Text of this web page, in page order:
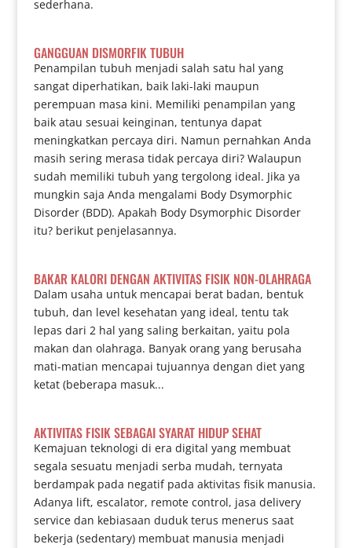
sederhana.
GANGGUAN DISMORFIK TUBUH
Penampilan tubuh menjadi salah satu hal yang
sangat diperhatikan, baik laki-laki maupun
perempuan masa kini. Memiliki penampilan yang
baik atau sesuai keinginan, tentunya dapat
meningkatkan percaya diri. Namun pernahkan Anda
masih sering merasa tidak percaya diri? Walaupun
sudah memiliki tubuh yang tergolong ideal. Jika ya
mungkin saja Anda mengalami Body Dsymorphic
Disorder (BDD). Apakah Body Dsymorphic Disorder
itu? berikut penjelasannya.
BAKAR KALORI DENGAN AKTIVITAS FISIK NON-OLAHRAGA
Dalam usaha untuk mencapai berat badan, bentuk
tubuh, dan level kesehatan yang ideal, tentu tak
lepas dari 2 hal yang saling berkaitan, yaitu pola
makan dan olahraga. Banyak orang yang berusaha
mati-matian mencapai tujuannya dengan diet yang
ketat (beberapa masuk...
AKTIVITAS FISIK SEBAGAI SYARAT HIDUP SEHAT
Kemajuan teknologi di era digital yang membuat
segala sesuatu menjadi serba mudah, ternyata
berdampak pada negatif pada aktivitas fisik manusia.
Adanya lift, escalator, remote control, jasa delivery
service dan kebiasaan duduk terus menerus saat
bekerja (sedentary) membuat manusia menjadi